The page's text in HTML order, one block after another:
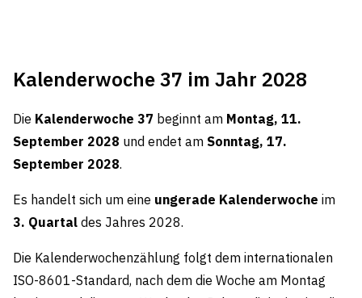
Kalenderwoche 37 im Jahr 2028
Die Kalenderwoche 37 beginnt am Montag, 11.
September 2028 und endet am Sonntag, 17.
September 2028.
Es handelt sich um eine ungerade Kalenderwoche im
3. Quartal des Jahres 2028.
Die Kalenderwochenzählung folgt dem internationalen
ISO-8601-Standard, nach dem die Woche am Montag